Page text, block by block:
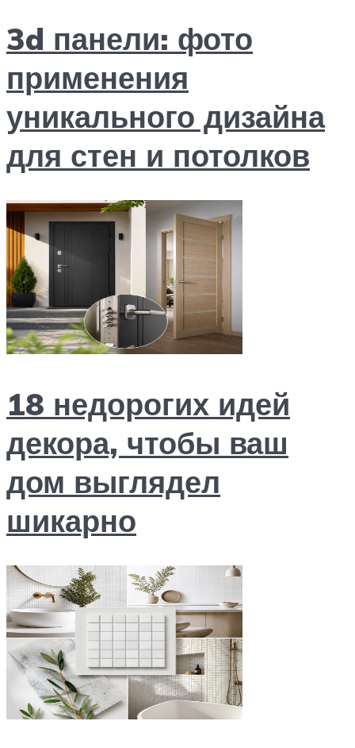
3d панели: фото
применения
уникального дизайна
для стен и потолков
18 недорогих идей
декора, чтобы ваш
дом выглядел
шикарно